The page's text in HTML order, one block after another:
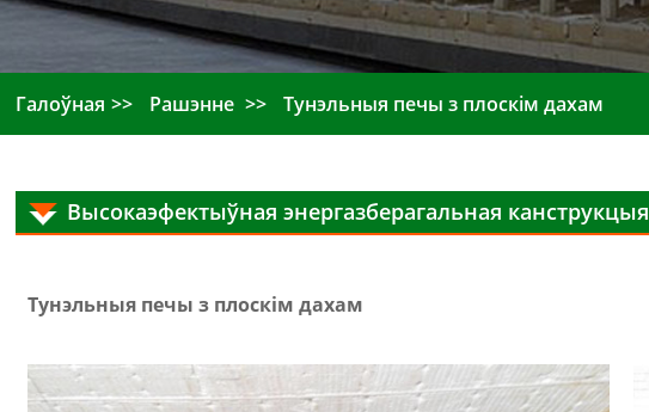
Галоўная Рашэнне Тунэльныя печы з плоскім дахам
Высокаэфектыўная энергазберагальная канструкцыя
Тунэльныя печы з плоскім дахам